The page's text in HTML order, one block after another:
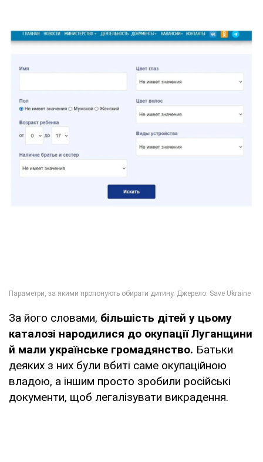
За його словами, більшість дітей у цьому
каталозі народилися до окупації Луганщини
й мали українське громадянство. Батьки
деяких з них були вбиті саме окупаційною
владою, а іншим просто зробили російські
документи, щоб легалізувати викрадення.